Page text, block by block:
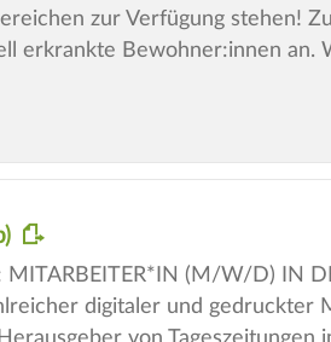
zur Verfügung stehen!
erkrankte Bewohner:innen an.
(M/W/D) IN
digitaler und gedruckter
von Tageszeitungen